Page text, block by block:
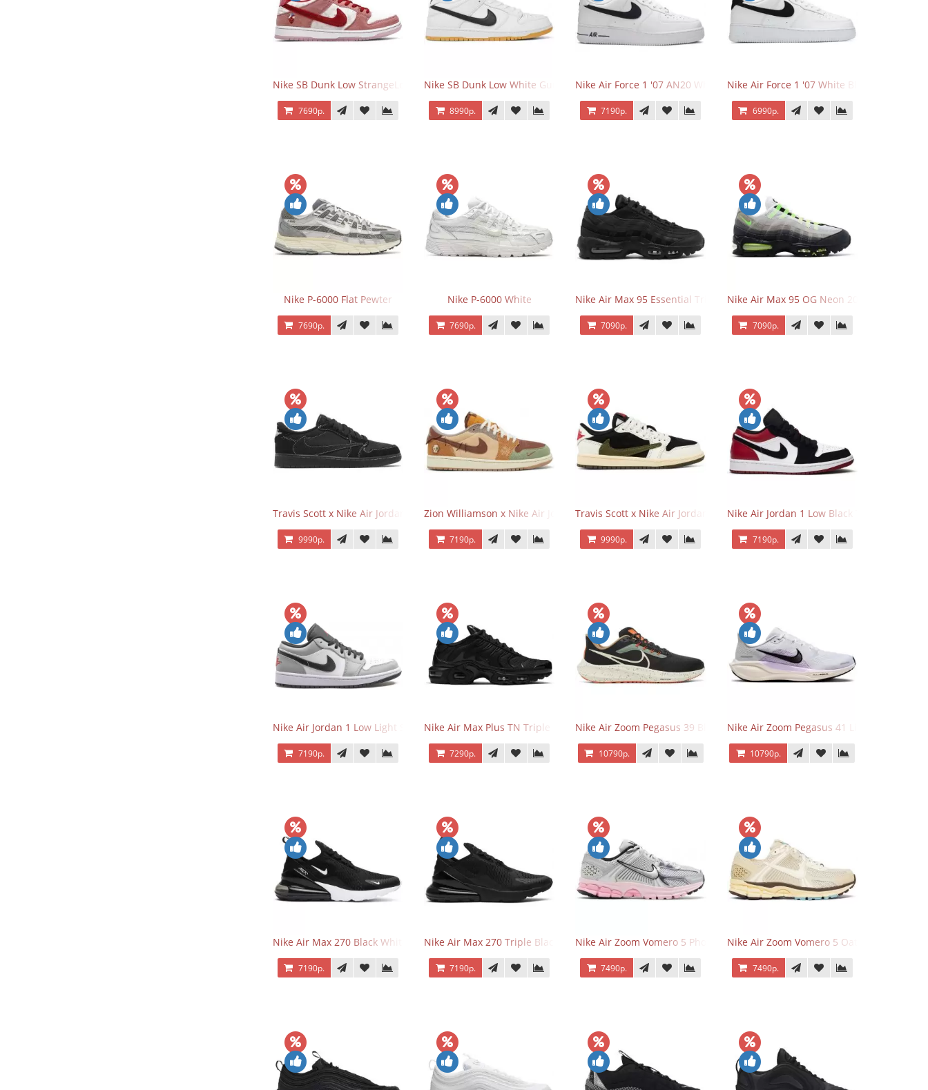
Nike SB Dunk Low StrangeLove Valentine's Day
7690р.
Nike SB Dunk Low White Gum
8990р.
Nike Air Force 1 '07 AN20 White Black
7190р.
Nike Air Force 1 '07 White Black
6990р.
Nike P-6000 Flat Pewter
7690р.
Nike P-6000 White
7690р.
Nike Air Max 95 Essential Triple Black
7090р.
Nike Air Max 95 OG Neon 2025
7090р.
Travis Scott x Nike Air Jordan 1 Retro Low OG SP Black Phantom
9990р.
Zion Williamson x Nike Air Jordan 1 Retro Low OG Voodoo
7190р.
Travis Scott x Nike Air Jordan 1 Retro Low OG SP Olive
9990р.
Nike Air Jordan 1 Low Black Toe
7190р.
Nike Air Jordan 1 Low Light Smoke Grey
7190р.
Nike Air Max Plus TN Triple Black
7290р.
Nike Air Zoom Pegasus 39 Black White Orange
10790р.
Nike Air Zoom Pegasus 41 Lilac Bloom
10790р.
Nike Air Max 270 Black White
7190р.
Nike Air Max 270 Triple Black
7190р.
Nike Air Zoom Vomero 5 Photon Dust Pink Foam
7490р.
Nike Air Zoom Vomero 5 Oatmeal
7490р.